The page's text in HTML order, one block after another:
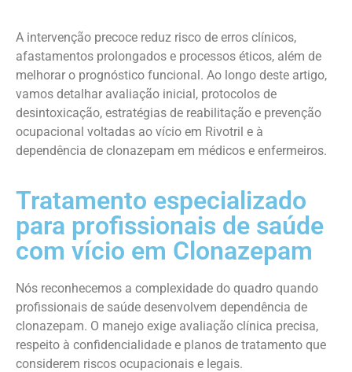
A intervenção precoce reduz risco de erros clínicos,
afastamentos prolongados e processos éticos, além de
melhorar o prognóstico funcional. Ao longo deste artigo,
vamos detalhar avaliação inicial, protocolos de
desintoxicação, estratégias de reabilitação e prevenção
ocupacional voltadas ao vício em Rivotril e à
dependência de clonazepam em médicos e enfermeiros.
Tratamento especializado
para profissionais de saúde
com vício em Clonazepam
Nós reconhecemos a complexidade do quadro quando
profissionais de saúde desenvolvem dependência de
clonazepam. O manejo exige avaliação clínica precisa,
respeito à confidencialidade e planos de tratamento que
considerem riscos ocupacionais e legais.